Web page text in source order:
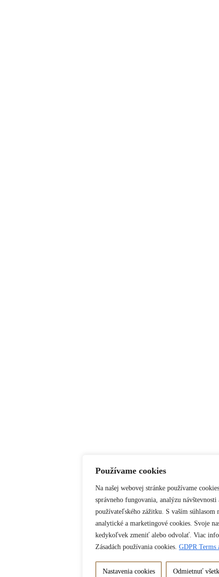
Používame cookies
Na našej webovej stránke používame
správneho fungovania, analýzu návštevnosti
používateľského zážitku. S vaším súhlasom
analytické a marketingové cookies. Svoje
kedykoľvek zmeniť alebo odvolať. Viac
Zásadách používania cookies. GDPR Terms
Nastavenia cookies Odmietnuť